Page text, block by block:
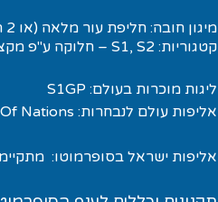
מיגון חובה: חליפת עור מלאה (או 2 חלקים רכוסה), כפפות, קסדה, מגפיים, משקף
קטגוריות: S1, S2 – חלוקה ע"פ מקצי דירוג (Qualifying)
ליגות מוכרות בעולם: S1GP
אליפות עולם לנבחרות: Supermoto Of Nations
אליפות ישראל בסופרמוטו: מתקיימת